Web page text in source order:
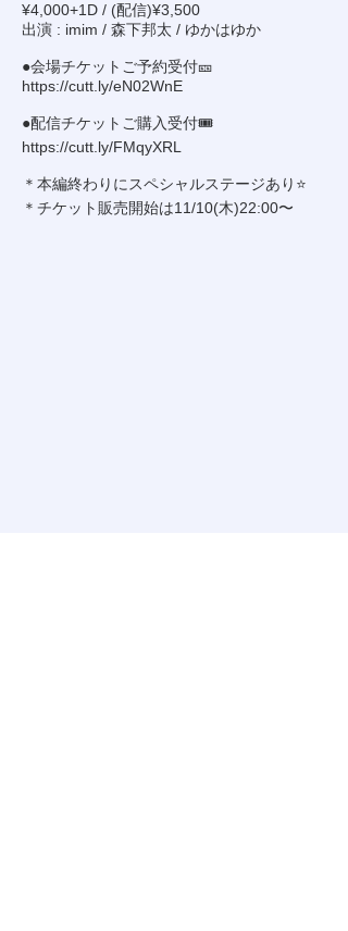
¥4,000+1D / (配信)¥3,500
出演 : imim / 森下邦太 / ゆかはゆか
●会場チケットご予約受付🎫
https://cutt.ly/eN02WnE
●配信チケットご購入受付🎟
https://cutt.ly/FMqyXRL
＊本編終わりにスペシャルステージあり⭐️
＊チケット販売開始は11/10(木)22:00〜